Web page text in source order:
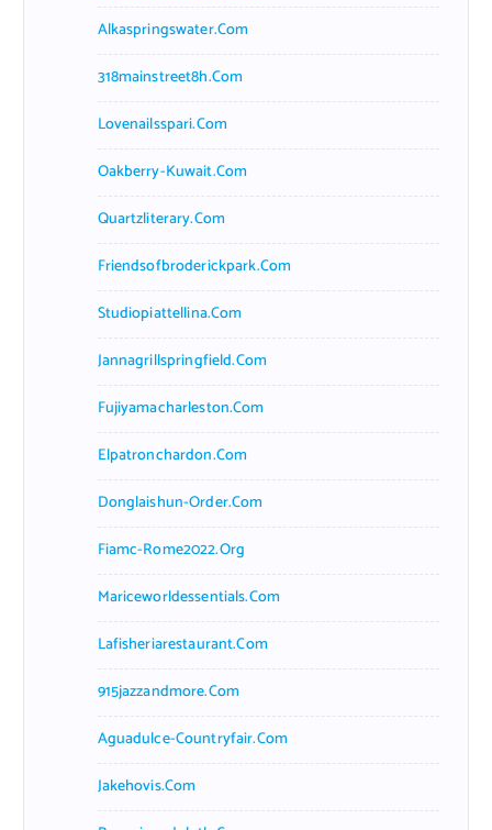
Alkaspringswater.com
318mainstreet8h.com
Lovenailsspari.com
Oakberry-Kuwait.com
Quartzliterary.com
Friendsofbroderickpark.com
Studiopiattellina.com
Jannagrillspringfield.com
Fujiyamacharleston.com
Elpatronchardon.com
Donglaishun-Order.com
Fiamc-Rome2022.org
Mariceworldessentials.com
Lafisheriarestaurant.com
915jazzandmore.com
Aguadulce-Countryfair.com
Jakehovis.com